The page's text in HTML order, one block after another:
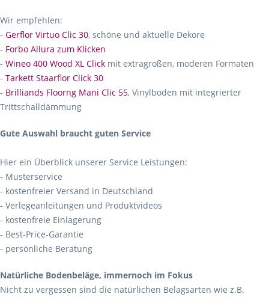
Wir empfehlen:
- Gerflor Virtuo Clic 30, schöne und aktuelle Dekore
- Forbo Allura zum Klicken
- Wineo 400 Wood XL Click mit extragroßen, moderen Formaten
- Tarkett Staarflor Click 30
- Brilliands Floorng Mani Clic 55, Vinylboden mit integrierter
Trittschalldämmung
Gute Auswahl braucht guten Service
Hier ein Überblick unserer Service Leistungen:
- Musterservice
- kostenfreier Versand in Deutschland
- Verlegeanleitungen und Produktvideos
- kostenfreie Einlagerung
- Best-Price-Garantie
- persönliche Beratung
Natürliche Bodenbeläge, immernoch im Fokus
Nicht zu vergessen sind die natürlichen Belagsarten wie z.B.